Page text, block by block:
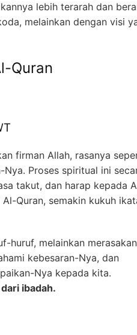
lebih terarah dan
melainkan dengan visi
Quran
firman Allah, rasanya
Proses spiritual ini
takut, dan harap kepada
Quran, semakin kukuh
huruf, melainkan merasakan
kebesaran-Nya, dan
Nya kepada kita.
ibadah.